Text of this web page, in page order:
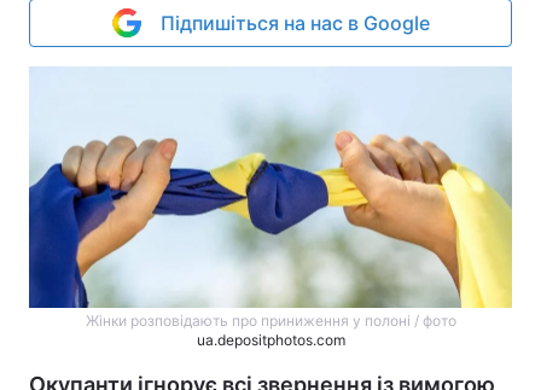
Підпишіться на нас в Google
Жінки розповідають про приниження у полоні / фото
ua.depositphotos.com
Окупанти ігнорує всі звернення із вимогою